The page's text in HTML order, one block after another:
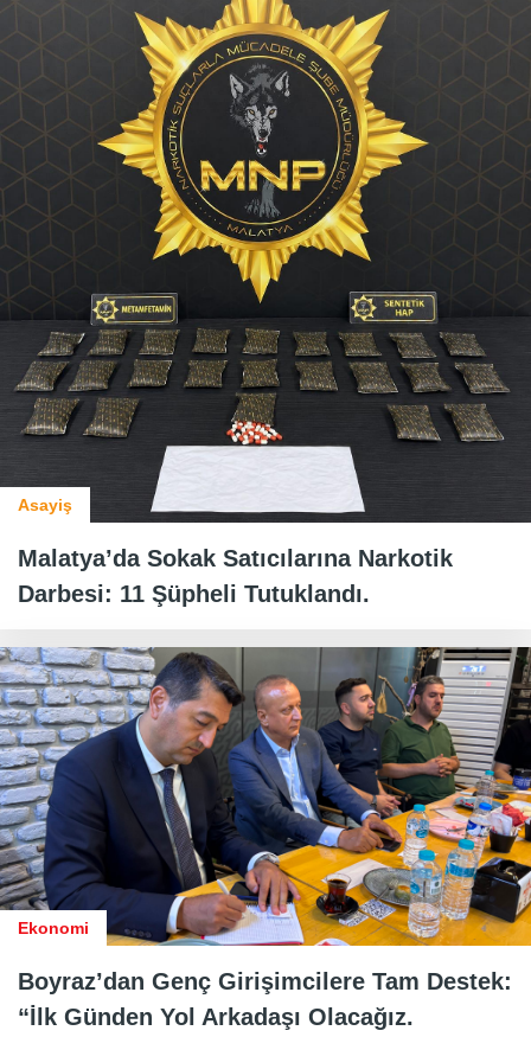
Asayiş
Malatya’da Sokak Satıcılarına Narkotik
Darbesi: 11 Şüpheli Tutuklandı.
Ekonomi
Boyraz’dan Genç Girişimcilere Tam Destek:
“İlk Günden Yol Arkadaşı Olacağız.